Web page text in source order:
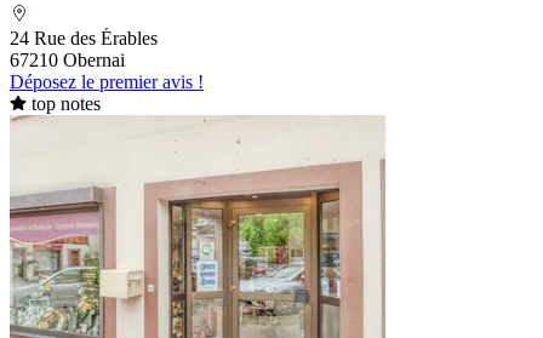
24 Rue des Érables
67210 Obernai
Déposez le premier avis !
top notes